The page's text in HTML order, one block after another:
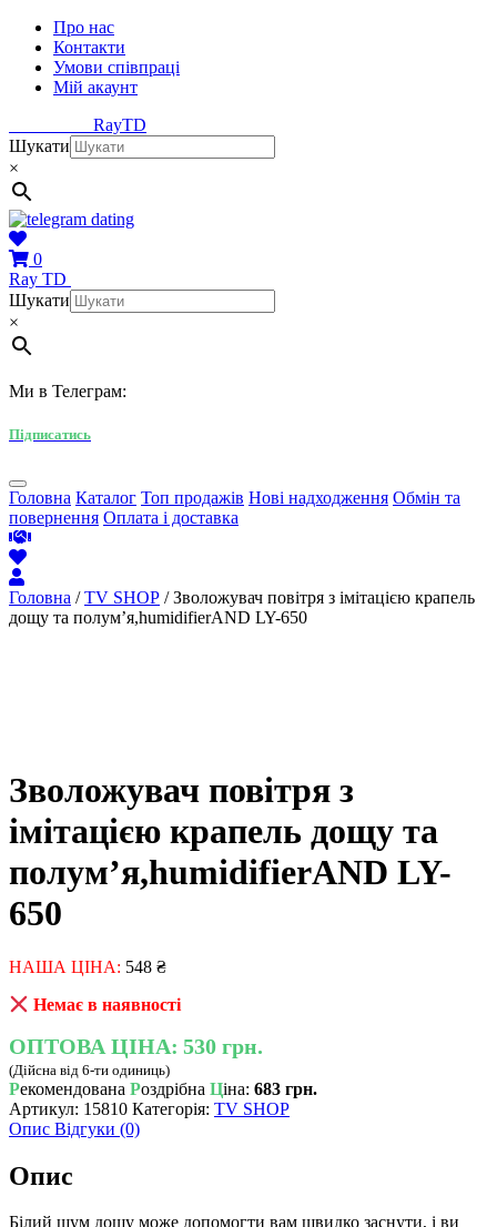
Про нас
Контакти
Умови співпраці
Мій акаунт
RayTD
Шукати
×
0
Ray TD
Шукати
×
Ми в Телеграм:
Підписатись
Головна Каталог Топ продажів Нові надходження Обмін та
повернення Оплата і доставка
Головна /TV SHOP / Зволожувач повітря з імітацією крапель
дощу та полум’я,humidifierAND LY-650
Зволожувач повітря з
імітацією крапель дощу та
полум’я,humidifierAND LY-
650
НАША ЦІНА: 548 ₴
Немає в наявності
ОПТОВА ЦІНА: 530 грн.
(Дійсна від 6-ти одиниць)
Рекомендована Роздрібна Ціна: 683 грн.
Артикул: 15810 Категорія: TV SHOP
Опис Відгуки (0)
Опис
Білий шум дощу може допомогти вам швидко заснути, і ви